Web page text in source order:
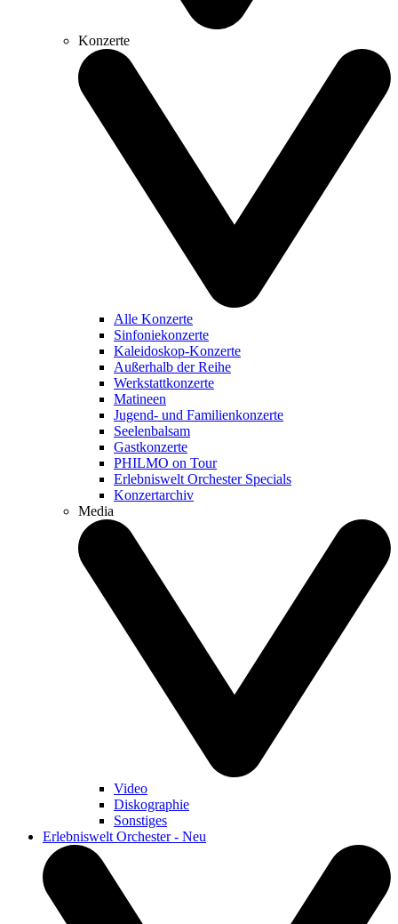
Konzerte
Alle Konzerte
Sinfoniekonzerte
Kaleidoskop-Konzerte
Außerhalb der Reihe
Werkstattkonzerte
Matineen
Jugend- und Familienkonzerte
Seelenbalsam
Gastkonzerte
PHILMO on Tour
Erlebniswelt Orchester Specials
Konzertarchiv
Media
Video
Diskographie
Sonstiges
Erlebniswelt Orchester - Neu